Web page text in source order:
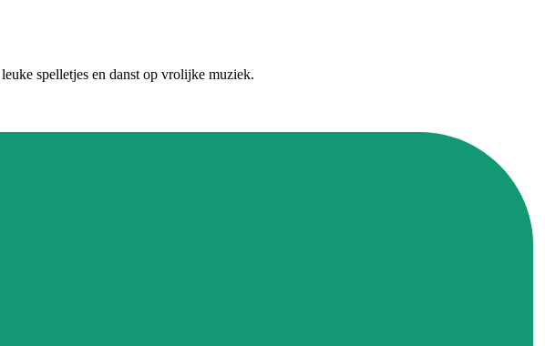
spelletjes en danst op vrolijke muziek.